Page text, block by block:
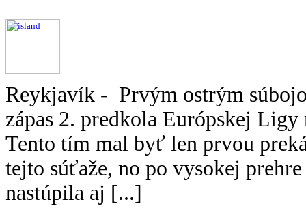
Reykjavík - Prvým ostrým
zápas 2. predkola Európskej
Tento tím mal byť len prvou
tejto súťaže, no po vysokej
nastúpila aj [...]